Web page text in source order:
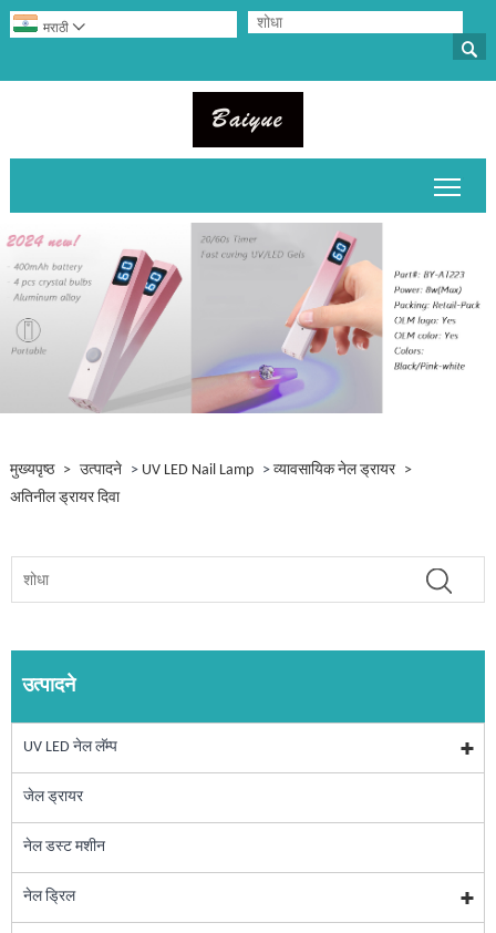

मराठी 
मुख्यपृष्ठ > उत्पादने > UV LED Nail Lamp > व्यावसायिक नेल ड्रायर
>
अतिनील ड्रायर दिवा
उत्पादने
UV LED नेल लॅम्प
जेल ड्रायर
नेल डस्ट मशीन
नेल ड्रिल